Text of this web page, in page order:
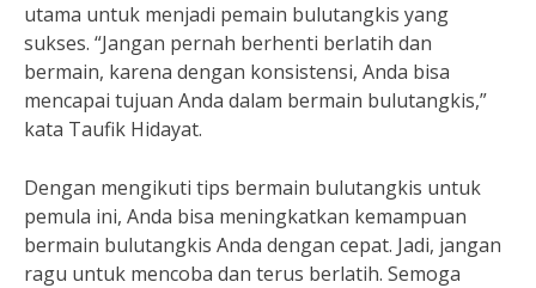
utama untuk menjadi pemain bulutangkis yang
sukses. “Jangan pernah berhenti berlatih dan
bermain, karena dengan konsistensi, Anda bisa
mencapai tujuan Anda dalam bermain bulutangkis,”
kata Taufik Hidayat.
Dengan mengikuti tips bermain bulutangkis untuk
pemula ini, Anda bisa meningkatkan kemampuan
bermain bulutangkis Anda dengan cepat. Jadi, jangan
ragu untuk mencoba dan terus berlatih. Semoga